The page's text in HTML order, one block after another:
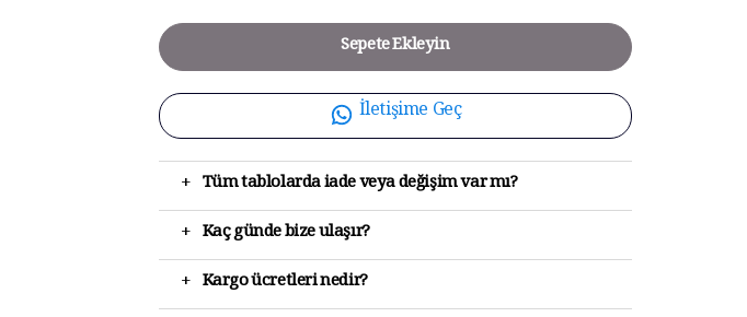
Sepete Ekleyin
İletişime Geç
+ Tüm tablolarda iade veya değişim var mı?
+ Kaç günde bize ulaşır?
+ Kargo ücretleri nedir?